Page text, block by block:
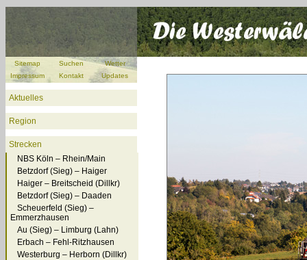
Sitemap Suchen
Wetter
Impressum
Kontakt Updates
Aktuelles
Region
Strecken
NBS Köln – Rhein/Main
Betzdorf (Sieg) – Haiger
Haiger – Breitscheid (Dillkr)
Betzdorf (Sieg) – Daaden
Scheuerfeld (Sieg) –
Emmerzhausen
Au (Sieg) – Limburg (Lahn)
Erbach – Fehl-Ritzhausen
Westerburg – Herborn (Dillkr)